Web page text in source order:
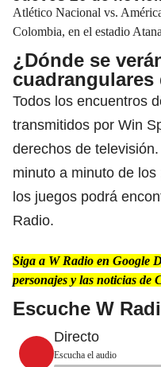
Atlético Nacional vs.
Colombia, en el estadio
¿Dónde se
cuadrangulares
Todos los encuentros
transmitidos por Win
derechos de
minuto a minuto de
los juegos podrá
Radio.
Siga a W Radio en Google
personajes y las noticias de
Escuche W
Directo
Escucha el audio